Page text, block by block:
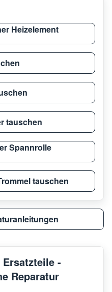
Heizelement
tauschen
Spannrolle
tauschen
-
Reparatur